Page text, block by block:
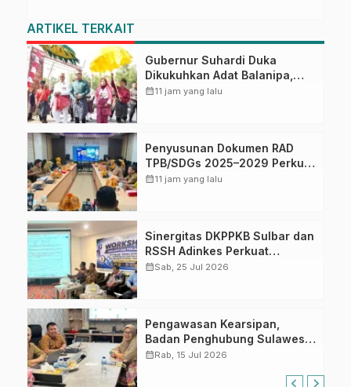
ARTIKEL TERKAIT
Gubernur Suhardi Duka
Dikukuhkan Adat Balanipa,
Raih Gelar Sulo Tappidena
calendar_month11 jam yang lalu
Penyusunan Dokumen RAD
TPB/SDGs 2025–2029 Perkuat
Arah Pembangunan
calendar_month11 jam yang lalu
Sinergitas DKPPKB Sulbar dan
RSSH Adinkes Perkuat
Integrasi Program AIDS,
calendar_monthSab, 25 Jul 2026
Pengawasan Kearsipan,
Badan Penghubung Sulawesi
Barat Terima Kunjungan Dinas
calendar_monthRab, 15 Jul 2026